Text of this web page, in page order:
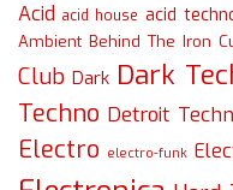
Acid acid house acid
Ambient Behind The Iron
Club Dark Dark
Techno Detroit
Electro electro-funk